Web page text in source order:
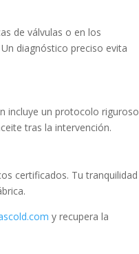
de válvulas o en los
Un diagnóstico preciso evita
incluye un protocolo riguroso
tras la intervención.
certificados. Tu tranquilidad
y recupera la